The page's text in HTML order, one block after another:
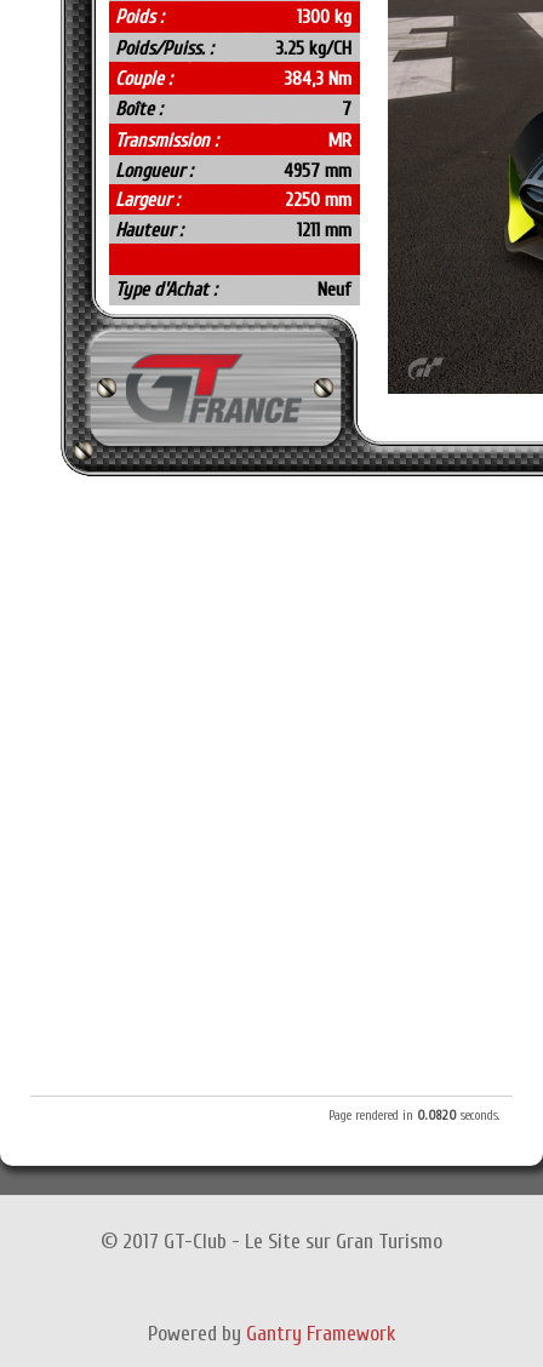
Poids :
1300 kg
Poids/Puiss. :
3.25 kg/CH
Couple :
384,3 Nm
Boîte :
7
Transmission :
MR
Longueur :
4957 mm
Largeur :
2250 mm
Hauteur :
1211 mm
Type d'Achat : Neuf
Page rendered in 0.0820 seconds.
© 2017 GT-Club - Le Site sur Gran Turismo
Powered by Gantry Framework